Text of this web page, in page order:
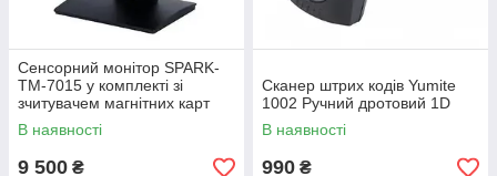
Сенсорний монітор SPARK-
TM-7015 у комплекті зі
зчитувачем магнітних карт
USB (3 доріжки)
В наявності
9 500 ₴
Сканер штрих кодів Yumite
1002 Ручний дротовий 1D
В наявності
990 ₴